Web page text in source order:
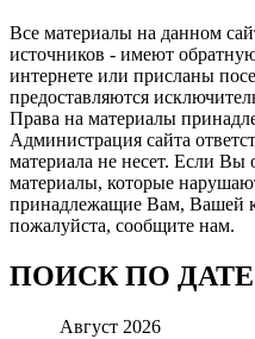
Все материалы на данном
источников - имеют
интернете или присланы
предоставляются
Права на материалы
Администрация сайта
материала не несет. Если
материалы, которые
принадлежащие Вам, Вашей
пожалуйста, сообщите нам.
ПОИСК ПО ДАТЕ
Август 2026